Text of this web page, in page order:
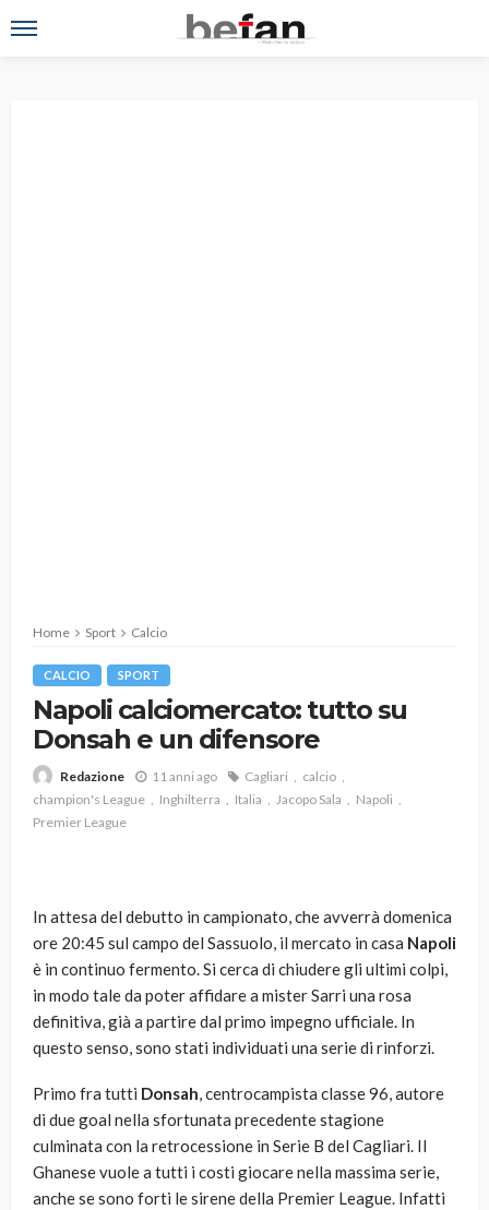
Home Sport Calcio
CALCIO SPORT
Napoli calciomercato: tutto su
Donsah e un difensore
Redazione 11 anni ago Cagliari
calcio
champion's League
Inghilterra Italia Jacopo Sala
Napoli
Premier League
In attesa del debutto in campionato, che avverrà domenica
ore 20:45 sul campo del Sassuolo, il mercato in casa Napoli
è in continuo fermento. Si cerca di chiudere gli ultimi colpi,
in modo tale da poter affidare a mister Sarri una rosa
definitiva, già a partire dal primo impegno ufficiale. In
questo senso, sono stati individuati una serie di rinforzi.
Primo fra tutti Donsah, centrocampista classe 96, autore
di due goal nella sfortunata precedente stagione
culminata con la retrocessione in Serie B del Cagliari. Il
Ghanese vuole a tutti i costi giocare nella massima serie,
anche se sono forti le sirene della Premier League. Infatti